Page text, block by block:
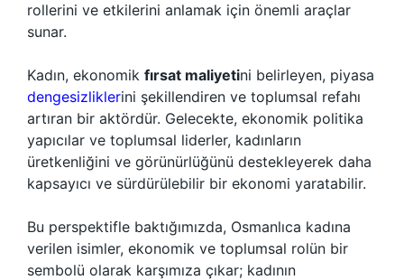
rollerini ve etkilerini anlamak için önemli araçlar
sunar.
Kadın, ekonomik fırsat maliyetini belirleyen, piyasa
dengesizliklerini şekillendiren ve toplumsal refahı
artıran bir aktördür. Gelecekte, ekonomik politika
yapıcılar ve toplumsal liderler, kadınların
üretkenliğini ve görünürlüğünü destekleyerek daha
kapsayıcı ve sürdürülebilir bir ekonomi yaratabilir.
Bu perspektifle baktığımızda, Osmanlıca kadına
verilen isimler, ekonomik ve toplumsal rolün bir
sembolü olarak karşımıza çıkar; kadının